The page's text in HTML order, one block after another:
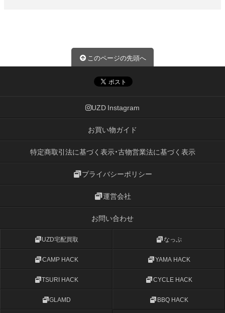
このページの先頭へ
UZD Instagram
お買い物ガイド
特定商取引法に基づく表示・古物営業法に基づく表示
プライバシーポリシー
運営会社
お問い合わせ
UZD宅配買取 なっぷ
CAMP HACK YAMA HACK
TSURI HACK CYCLE HACK
GLAMD BBQ HACK